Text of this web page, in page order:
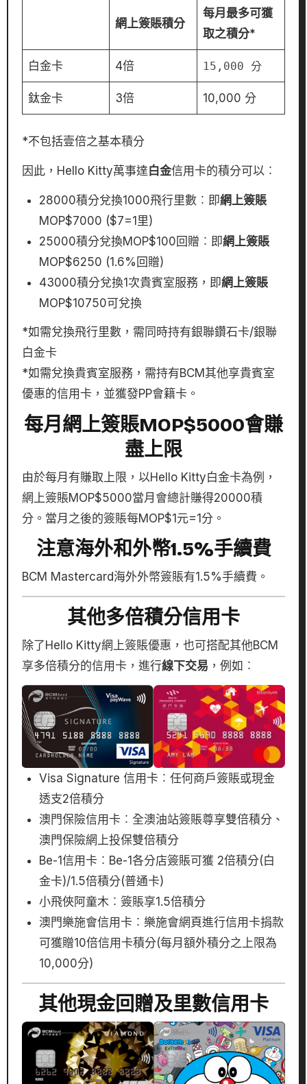
網上簽賬積分
每月最多可獲
取之積分*
白金卡 4倍 15,000 分
鈦金卡 3倍 10,000 分
*不包括壹倍之基本積分
因此，Hello Kitty萬事達白金信用卡的積分可以︰
28000積分兌換1000飛行里數︰即網上簽賬
MOP$7000 ($7=1里)
25000積分兌換MOP$100回贈︰即網上簽賬
MOP$6250 (1.6%回贈)
43000積分兌換1次貴賓室服務，即網上簽賬
MOP$10750可兌換
*如需兌換飛行里數，需同時持有銀聯鑽石卡/銀聯
白金卡
*如需兌換貴賓室服務，需持有BCM其他享貴賓室
優惠的信用卡，並獲發PP會籍卡。
每月網上簽賬MOP$5000會賺
盡上限
由於每月有賺取上限，以Hello Kitty白金卡為例，
網上簽賬MOP$5000當月會總計賺得20000積
分。當月之後的簽賬每MOP$1元=1分。
注意海外和外幣1.5%手續費
BCM Mastercard海外外幣簽賬有1.5%手續費。
其他多倍積分信用卡
除了Hello Kitty網上簽賬優惠，也可搭配其他BCM
享多倍積分的信用卡，進行線下交易 ，例如︰
Visa Signature 信用卡︰任何商戶簽賬或現金
透支2倍積分
澳門保險信用卡︰全澳油站簽賬尊享雙倍積分、
澳門保險網上投保雙倍積分
Be-1信用卡︰Be-1各分店簽賬可獲 2倍積分(白
金卡)/1.5倍積分(普通卡)
小飛俠阿童木︰簽賬享1.5倍積分
澳門樂施會信用卡︰樂施會網頁進行信用卡捐款
可獲贈10倍信用卡積分(每月額外積分之上限為
10,000分)
其他現金回贈及里數信用卡